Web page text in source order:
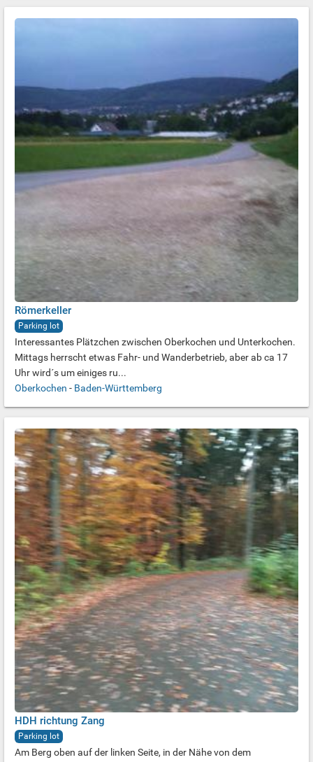
Römerkeller
Parking lot
Interessantes Plätzchen zwischen Oberkochen und Unterkochen.
Mittags herrscht etwas Fahr- und Wanderbetrieb, aber ab ca 17
Uhr wird´s um einiges ru...
Oberkochen - Baden-Württemberg
HDH richtung Zang
Parking lot
Am Berg oben auf der linken Seite, in der Nähe von dem